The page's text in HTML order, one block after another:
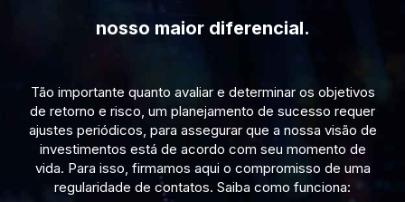
nosso maior diferencial.
Tão importante quanto avaliar e determinar os objetivos
de retorno e risco, um planejamento de sucesso requer
ajustes periódicos, para assegurar que a nossa visão de
investimentos está de acordo com seu momento de
vida. Para isso, firmamos aqui o compromisso de uma
regularidade de contatos. Saiba como funciona: